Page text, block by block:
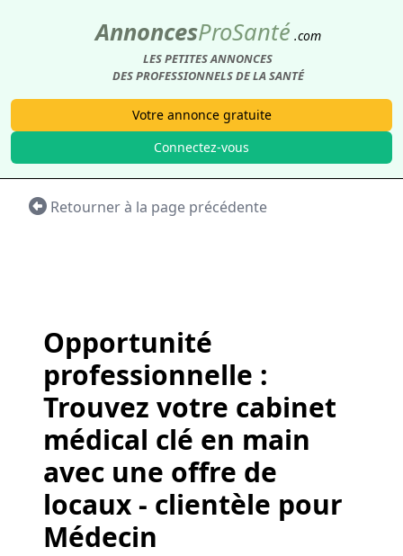
AnnoncesProSanté .com
LES PETITES ANNONCES
DES PROFESSIONNELS DE LA SANTÉ
Votre annonce gratuite
Connectez-vous
Retourner à la page précédente
Opportunité
professionnelle :
Trouvez votre cabinet
médical clé en main
avec une offre de
locaux - clientèle pour
Médecin